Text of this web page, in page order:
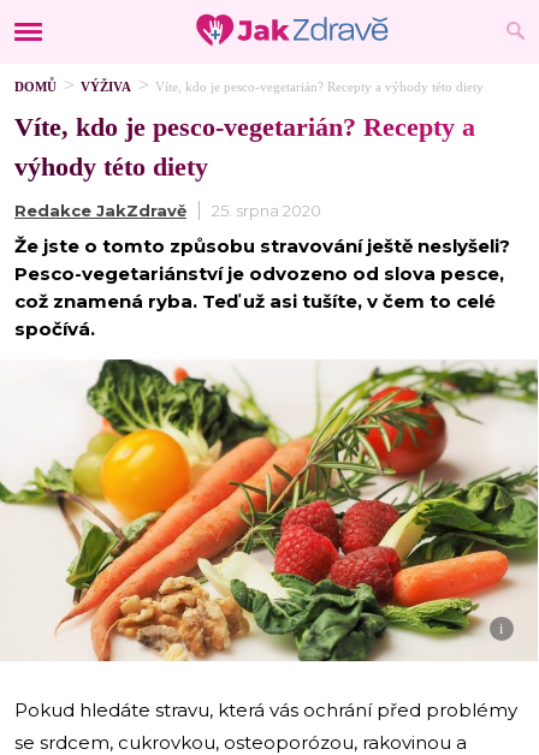
DOMŮ VÝŽIVA Víte, kdo je pesco-vegetarián? Recepty a výhody této diety
Víte, kdo je pesco-vegetarián? Recepty a
výhody této diety
Redakce JakZdravě 25. srpna 2020
Že jste o tomto způsobu stravování ještě neslyšeli?
Pesco-vegetariánství je odvozeno od slova pesce,
což znamená ryba. Teď už asi tušíte, v čem to celé
spočívá.
i
Pokud hledáte stravu, která vás ochrání před problémy
se srdcem, cukrovkou, osteoporózou, rakovinou a